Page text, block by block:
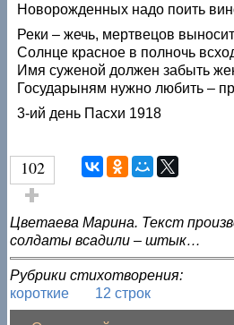
Новорожденных надо поить
Реки – жечь, мертвецов
Солнце красное в полночь
Имя суженой должен забыть
Государыням нужно любить –
3-ий день Пасхи 1918
102
Голос за!
Цветаева Марина. Текст
солдаты всадили – штык…
Рубрики стихотворения:
короткие
12 строк